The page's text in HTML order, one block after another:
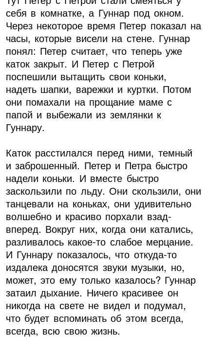
себя в комнатке, а Гуннар под окном.
Через некоторое время Петер показал на
часы, которые висели на стене. Гуннар
понял: Петер считает, что теперь уже
каток закрыт. И Петер с Петрой
поспешили вытащить свои коньки,
надеть шапки, варежки и куртки. Потом
они помахали на прощание маме с
папой и выбежали из землянки к
Гуннару.
Каток расстилался перед ними, темный
и заброшенный. Петер и Петра быстро
надели коньки. И вместе быстро
заскользили по льду. Они скользили, они
танцевали на коньках, они удивительно
волшебно и красиво порхали взад-
вперед. Вокруг них, когда они катались,
разливалось какое-то слабое мерцание.
И Гуннару показалось, что откуда-то
издалека доносятся звуки музыки, но,
может, это ему только казалось? Гуннар
затаил дыхание. Ничего красивее он
никогда на свете не видел и подумал,
что будет вспоминать об этом всегда,
всегда, всю свою жизнь.